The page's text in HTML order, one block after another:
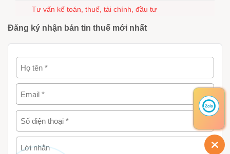
Tư vấn kế toán, thuế, tài chính, đầu tư
Đăng ký nhận bản tin thuế mới nhất